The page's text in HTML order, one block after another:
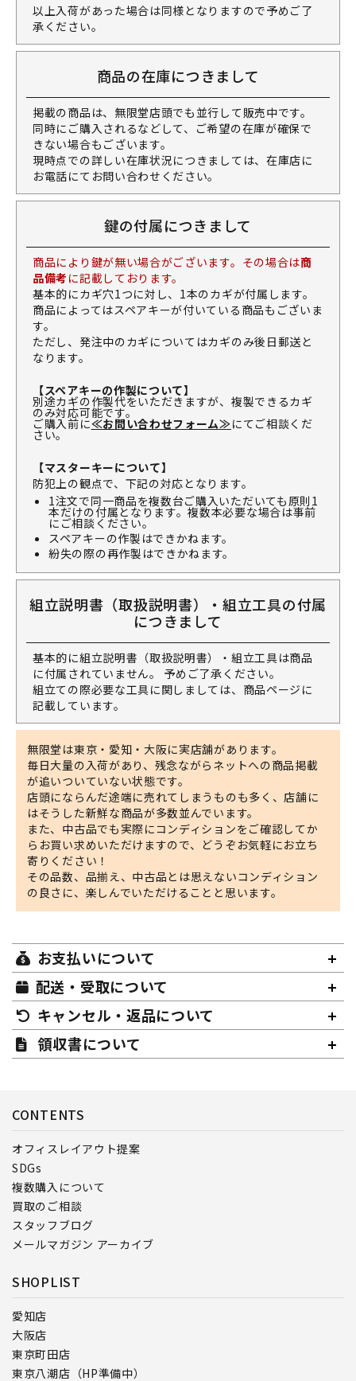
以上入荷があった場合は同様となりますので予めご了
承ください。
商品の在庫につきまして
掲載の商品は、無限堂店頭でも並行して販売中です。
同時にご購入されるなどして、ご希望の在庫が確保で
きない場合もございます。
現時点での詳しい在庫状況につきましては、在庫店に
お電話にてお問い合わせください。
鍵の付属につきまして
商品により鍵が無い場合がございます。その場合は商
品備考 に記載しております。
基本的にカギ穴1つに対し、1本のカギが付属します。
商品によってはスペアキーが付いている商品もございま
す。
ただし、発注中のカギについてはカギのみ後日郵送と
なります。
【スペアキーの作製について】
別途カギの作製代をいただきますが、複製できるカギ
のみ対応可能です。
ご購入前に≪お問い合わせフォーム≫にてご相談くだ
さい。
【マスターキーについて】
防犯上の観点で、下記の対応となります。
1注文で同一商品を複数台ご購入いただいても原則1
本だけの付属となります。複数本必要な場合は事前
にご相談ください。
スペアキーの作製はできかねます。
紛失の際の再作製はできかねます。
組立説明書（取扱説明書）・組立工具の付属
につきまして
基本的に組立説明書（取扱説明書）・組立工具は商品
に付属されていません。 予めご了承ください。
組立ての際必要な工具に関しましては、商品ページに
記載しています。
無限堂は東京・愛知・大阪に実店舗があります。
毎日大量の入荷があり、残念ながらネットへの商品掲載
が追いついていない状態です。
店頭にならんだ途端に売れてしまうものも多く、店舗に
はそうした新鮮な商品が多数並んでいます。
また、中古品でも実際にコンディションをご確認してか
らお買い求めいただけますので、どうぞお気軽にお立ち
寄りください！
その品数、品揃え、中古品とは思えないコンディション
の良さに、楽しんでいただけることと思います。
お支払いについて
配送・受取について
キャンセル・返品について
領収書について
CONTENTS
オフィスレイアウト提案
SDGs
複数購入について
買取のご相談
スタッフブログ
メールマガジン アーカイブ
SHOPLIST
愛知店
大阪店
東京町田店
東京八潮店（HP準備中）